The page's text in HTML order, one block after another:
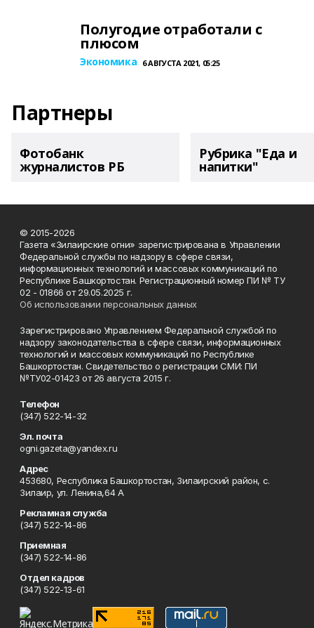
Полугодие отработали с
плюсом
Экономика 6 АВГУСТА 2021, 05:25
Партнеры
Фотобанк
журналистов РБ
Рубрика "Еда и
напитки"
© 2015-2026
Газета «Зилаирские огни» зарегистрирована в Управлении
Федеральной службы по надзору в сфере связи,
информационных технологий и массовых коммуникаций по
Республике Башкортостан. Регистрационный номер ПИ № ТУ
02 - 01866 от 29.05.2025 г.
Об использовании персональных данных
Зарегистрировано Управлением Федеральной службой по
надзору законодательства в сфере связи, информационных
технологий и массовых коммуникаций по Республике
Башкортостан. Свидетельство о регистрации СМИ: ПИ
№ТУ02-01423 от 26 августа 2015 г.
Телефон
(347) 522-14-32
Эл. почта
ogni.gazeta@yandex.ru
Адрес
453680, Республика Башкортостан, Зилаирский район, с.
Зилаир, ул. Ленина,64 А
Рекламная служба
(347) 522-14-86
Приемная
(347) 522-14-86
Отдел кадров
(347) 522-13-61